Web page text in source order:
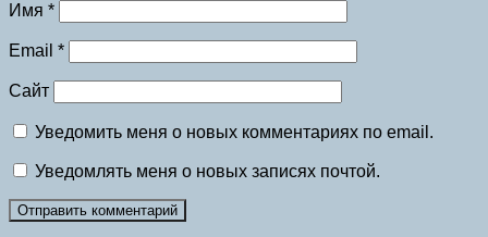
Имя *
Email *
Сайт
Уведомить меня о новых комментариях по email.
Уведомлять меня о новых записях почтой.